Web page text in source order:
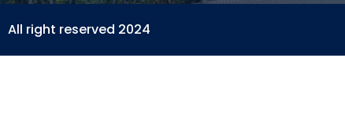
All right reserved 2024